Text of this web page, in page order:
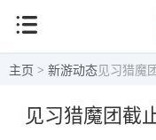
主页 > 新游动态见习猎魔
见习猎魔团截